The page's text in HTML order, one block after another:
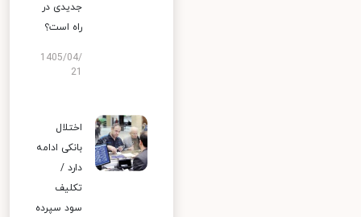
جدیدی در
راه است؟
1405/04/
اختلال
بانکی ادامه
دارد /
تکلیف
سود سپرده